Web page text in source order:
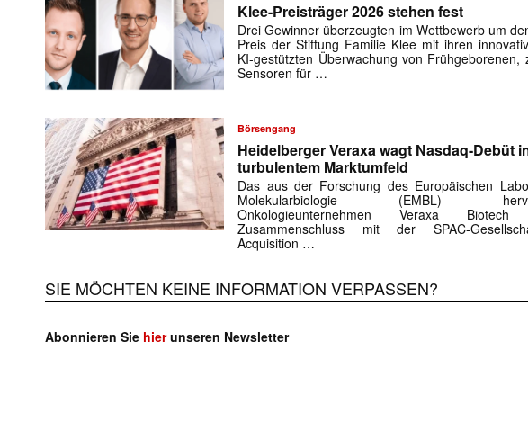
Mit dem |transkript-
Klee-Preisträger 2026 stehen fest
Drei Gewinner überzeugten im Wettbewerb um
Preis der Stiftung Familie Klee mit ihren
KI-gestützten Überwachung von Frühgeborenen,
Sensoren für …
Börsengang
Heidelberger Veraxa wagt Nasdaq-Debüt
turbulentem Marktumfeld
Das aus der Forschung des Europäischen
Molekularbiologie (EMBL)
Onkologieunternehmen Veraxa
Zusammenschluss mit der SPAC-
Acquisition …
SIE MÖCHTEN KEINE INFORMATION VERPASSEN?
Abonnieren Sie hierunseren Newsletter